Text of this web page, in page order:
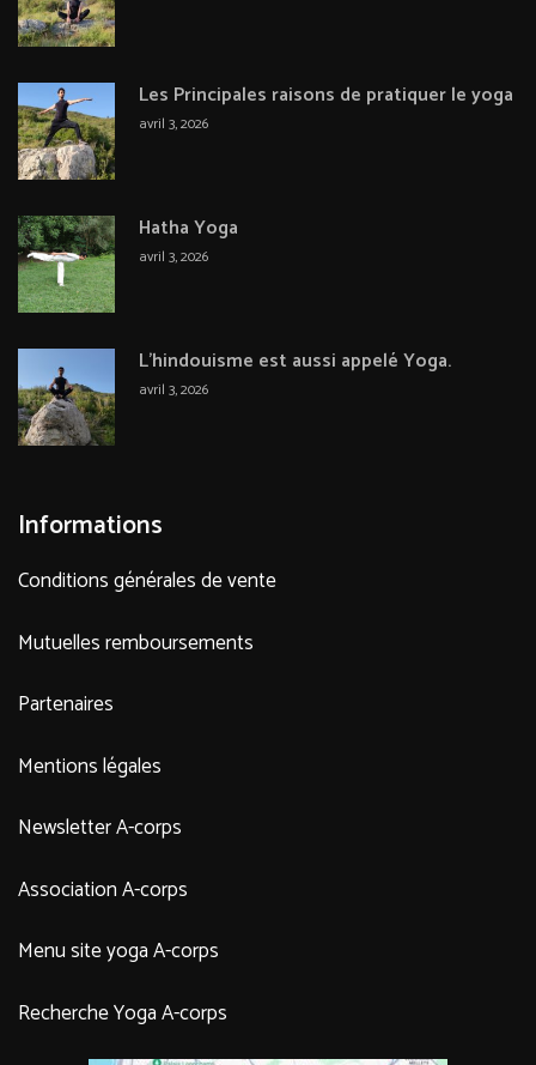
Les Principales raisons de pratiquer le yoga
avril 3, 2026
Hatha Yoga
avril 3, 2026
L’hindouisme est aussi appelé Yoga.
avril 3, 2026
Informations
Conditions générales de vente
Mutuelles remboursements
Partenaires
Mentions légales
Newsletter A-corps
Association A-corps
Menu site yoga A-corps
Recherche Yoga A-corps